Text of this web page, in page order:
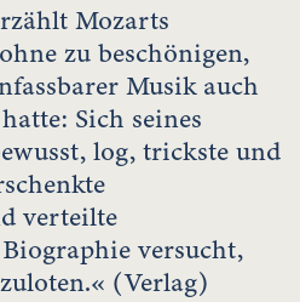
Mozarts
zu beschönigen,
Musik auch
Sich seines
log, trickste und
verteilte
versucht,
(Verlag)